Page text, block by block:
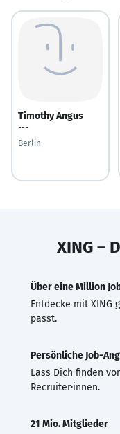
Timothy Angus
---
Berlin
XING –
Über eine Million
Entdecke mit XING
passt.
Persönliche Job-
Lass Dich finden
Recruiter·innen.
21 Mio. Mitglieder